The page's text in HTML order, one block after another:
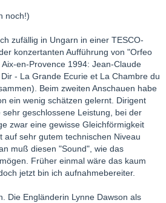
noch!)
zufällig in Ungarn in einer TESCO-
konzertanten Aufführung von "Orfeo
en-Provence 1994: Jean-Claude
- La Grande Ecurie et La Chambre du
Beim zweiten Anschauen habe
ein wenig schätzen gelernt. Dirigent
geschlossene Leistung, bei der
zwar eine gewisse Gleichförmigkeit
auf sehr gutem technischen Niveau
muß diesen "Sound", wie das
Früher einmal wäre das kaum
jetzt bin ich aufnahmebereiter.
Die Engländerin Lynne Dawson als